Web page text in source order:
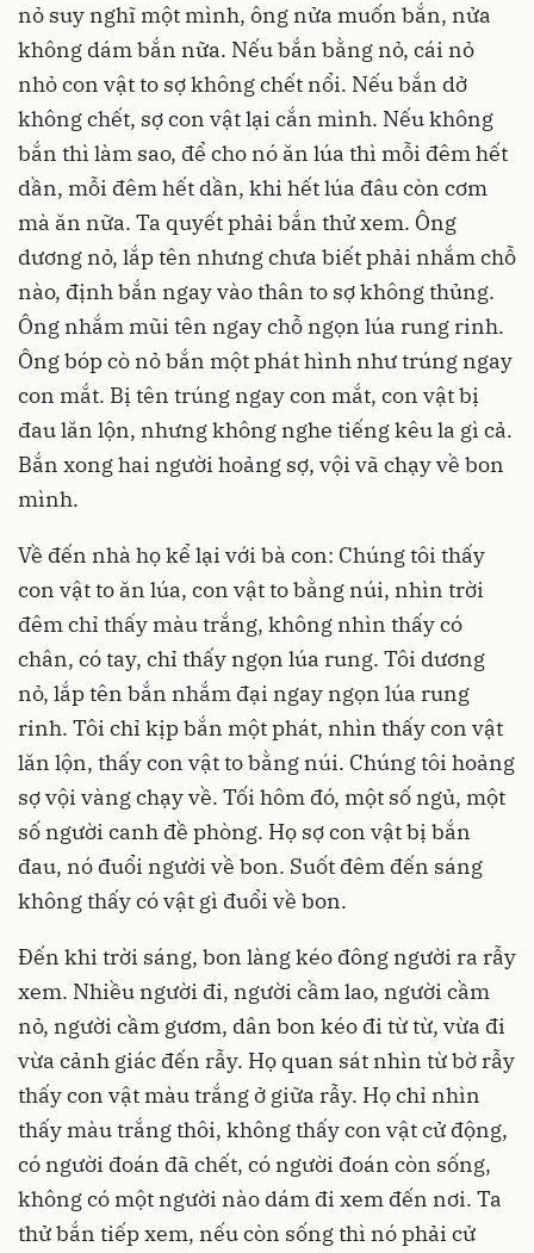
nỏ suy nghĩ một mình, ông nửa muốn bắn, nửa
không dám bắn nữa. Nếu bắn bằng nỏ, cái nỏ
nhỏ con vật to sợ không chết nổi. Nếu bắn dở
không chết, sợ con vật lại cắn mình. Nếu không
bắn thì làm sao, để cho nó ăn lúa thì mỗi đêm hết
dần, mỗi đêm hết dần, khi hết lúa đâu còn cơm
mà ăn nữa. Ta quyết phải bắn thử xem. Ông
dương nỏ, lắp tên nhưng chưa biết phải nhắm chỗ
nào, định bắn ngay vào thân to sợ không thủng.
Ông nhắm mũi tên ngay chỗ ngọn lúa rung rinh.
Ông bóp cò nỏ bắn một phát hình như trúng ngay
con mắt. Bị tên trúng ngay con mắt, con vật bị
đau lăn lộn, nhưng không nghe tiếng kêu la gì cả.
Bắn xong hai người hoảng sợ, vội vã chạy về bon
mình.
Về đến nhà họ kể lại với bà con: Chúng tôi thấy
con vật to ăn lúa, con vật to bằng núi, nhìn trời
đêm chỉ thấy màu trắng, không nhìn thấy có
chân, có tay, chỉ thấy ngọn lúa rung. Tôi dương
nỏ, lắp tên bắn nhắm đại ngay ngọn lúa rung
rinh. Tôi chỉ kịp bắn một phát, nhìn thấy con vật
lăn lộn, thấy con vật to bằng núi. Chúng tôi hoảng
sợ vội vàng chạy về. Tối hôm đó, một số ngủ, một
số người canh đề phòng. Họ sợ con vật bị bắn
đau, nó đuổi người về bon. Suốt đêm đến sáng
không thấy có vật gì đuổi về bon.
Đến khi trời sáng, bon làng kéo đông người ra rẫy
xem. Nhiều người đi, người cầm lao, người cầm
nỏ, người cầm gươm, dân bon kéo đi từ từ, vừa đi
vừa cảnh giác đến rẫy. Họ quan sát nhìn từ bờ rẫy
thấy con vật màu trắng ở giữa rẫy. Họ chỉ nhìn
thấy màu trắng thôi, không thấy con vật cử động,
có người đoán đã chết, có người đoán còn sống,
không có một người nào dám đi xem đến nơi. Ta
thử bắn tiếp xem, nếu còn sống thì nó phải cử